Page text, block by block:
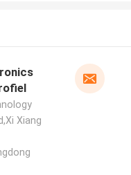
Xiang